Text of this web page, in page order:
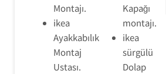
Montajı.
ikea
Ayakkabılık
Montaj
Ustası.
Kapağı
montajı.
ikea
sürgülü
Dolap